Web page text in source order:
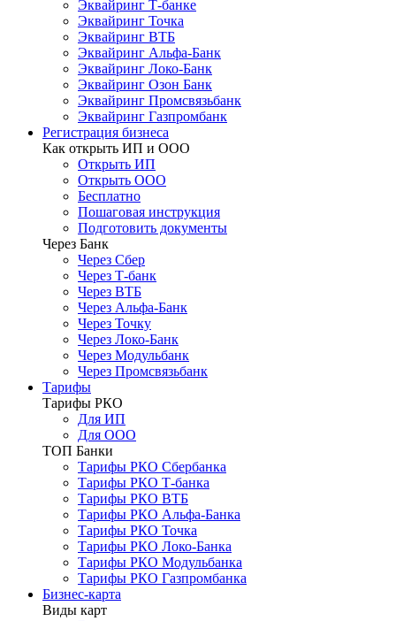
Эквайринг Т-банке
Эквайринг Точка
Эквайринг ВТБ
Эквайринг Альфа-Банк
Эквайринг Локо-Банк
Эквайринг Озон Банк
Эквайринг Промсвязьбанк
Эквайринг Газпромбанк
Регистрация бизнеса
Как открыть ИП и ООО
Открыть ИП
Открыть ООО
Бесплатно
Пошаговая инструкция
Подготовить документы
Через Банк
Через Сбер
Через Т-банк
Через ВТБ
Через Альфа-Банк
Через Точку
Через Локо-Банк
Через Модульбанк
Через Промсвязьбанк
Тарифы
Тарифы РКО
Для ИП
Для ООО
ТОП Банки
Тарифы РКО Сбербанка
Тарифы РКО Т-банка
Тарифы РКО ВТБ
Тарифы РКО Альфа-Банка
Тарифы РКО Точка
Тарифы РКО Локо-Банка
Тарифы РКО Модульбанка
Тарифы РКО Газпромбанка
Бизнес-карта
Виды карт